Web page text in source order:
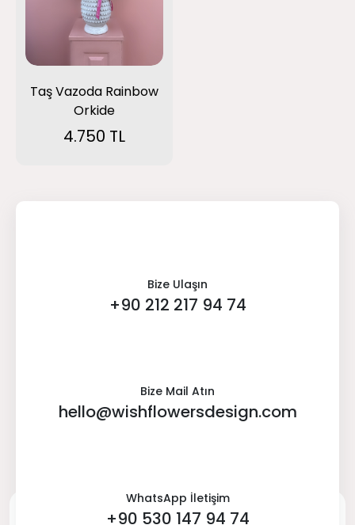
Taş Vazoda Rainbow
Orkide
4.750 TL
Bize Ulaşın
+90 212 217 94 74
Bize Mail Atın
hello@wishflowersdesign.com
WhatsApp İletişim
+90 530 147 94 74